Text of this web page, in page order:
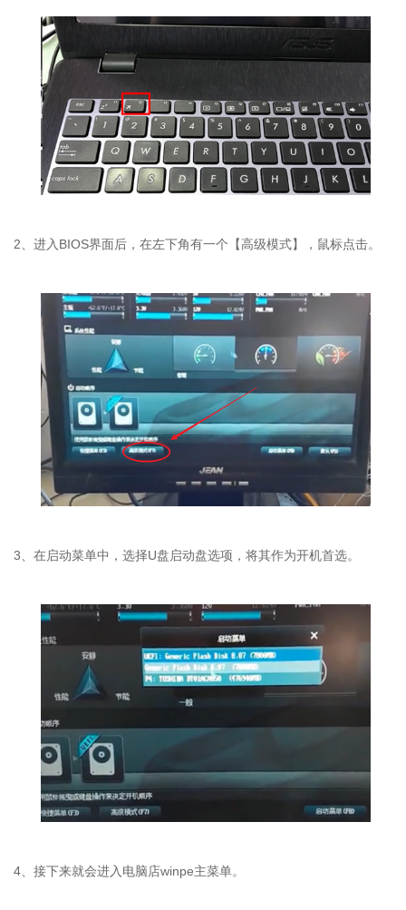
2、进入BIOS界面后，在左下角有一个【高级模式】，鼠标点击。
3、在启动菜单中，选择U盘启动盘选项，将其作为开机首选。
4、接下来就会进入电脑店winpe主菜单。